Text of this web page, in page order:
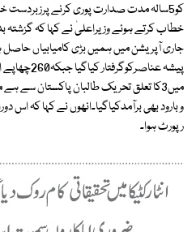
کو5سالہ مدت صدارت پوری کرنے
خطاب کرتے ہوئے وزیراعلیٰ نے کہا کہ
میں3کا تعلق تحریک طالبان پاکستان سے
و بارود بھی برآمدکیاگیا۔انھوں نے کہا کہ
رپورٹ ہوا۔